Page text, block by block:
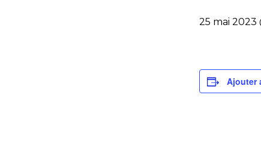
25 mai 2023
Ajouter